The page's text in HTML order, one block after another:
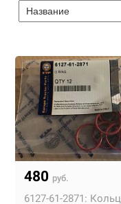
480 руб.
6127-61-2871: